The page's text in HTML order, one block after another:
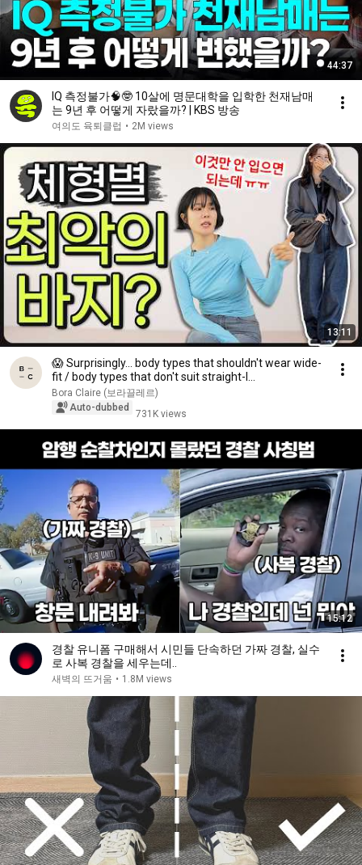
44:37
IQ 측정불가🧠🤓 10살에 명문대학을 입학한 천재남매
는 9년 후 어떻게 자랐을까? | KBS 방송
여의도 육퇴클럽 • 2M views
13:11
😱 Surprisingly... body types that shouldn't wear wide-
fit / body types that don't suit straight-l...
Bora Claire (보라끌레르)
Auto-dubbed
731K views
15:12
경찰 유니폼 구매해서 시민들 단속하던 가짜 경찰, 실수
로 사복 경찰을 세우는데..
새벽의 뜨거움 • 1.8M views